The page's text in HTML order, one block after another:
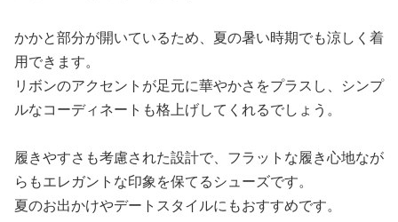
かかと部分が開いているため、夏の暑い時期でも涼しく着
用できます。
リボンのアクセントが足元に華やかさをプラスし、シンプ
ルなコーディネートも格上げしてくれるでしょう。
履きやすさも考慮された設計で、フラットな履き心地なが
らもエレガントな印象を保てるシューズです。
夏のお出かけやデートスタイルにもおすすめです。